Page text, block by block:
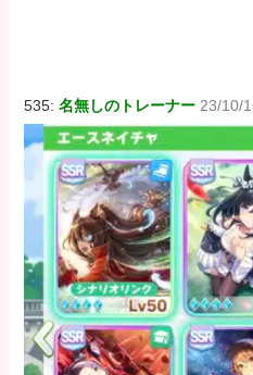
535:名無しのトレーナー 23/10/